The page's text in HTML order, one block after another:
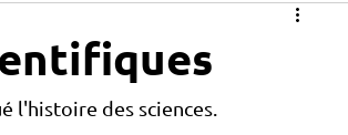
l'histoire des sciences.